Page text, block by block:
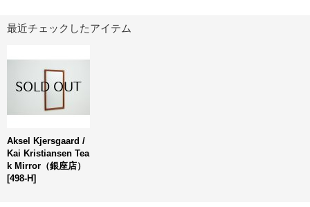
最近チェックしたアイテム
Aksel Kjersgaard /
Kai Kristiansen Tea
k Mirror（銀座店）
[498-H]